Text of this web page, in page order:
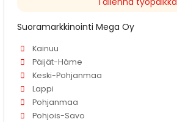
Suoramarkkinointi Mega Oy
Kainuu
Päijät-Häme
Keski-Pohjanmaa
Lappi
Pohjanmaa
Pohjois-Savo